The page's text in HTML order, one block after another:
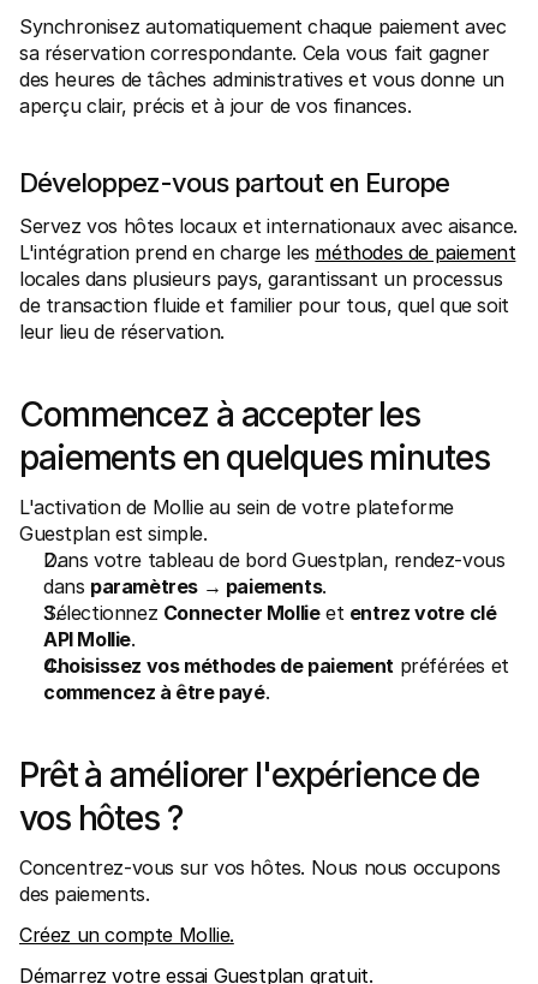
Synchronisez automatiquement chaque paiement avec
sa réservation correspondante. Cela vous fait gagner
des heures de tâches administratives et vous donne un
aperçu clair, précis et à jour de vos finances.
Développez-vous partout en Europe
Servez vos hôtes locaux et internationaux avec aisance.
L'intégration prend en charge les méthodes de paiement
locales dans plusieurs pays, garantissant un processus
de transaction fluide et familier pour tous, quel que soit
leur lieu de réservation.
Commencez à accepter les
paiements en quelques minutes
L'activation de Mollie au sein de votre plateforme
Guestplan est simple.
Dans votre tableau de bord Guestplan, rendez-vous
dans paramètres → paiements.
Sélectionnez Connecter Mollie et entrez votre clé
API Mollie.
Choisissez vos méthodes de paiement
préférées et
commencez à être payé.
Prêt à améliorer l'expérience de
vos hôtes ?
Concentrez-vous sur vos hôtes. Nous nous occupons
des paiements.
Créez un compte Mollie.
Démarrez votre essai Guestplan gratuit.